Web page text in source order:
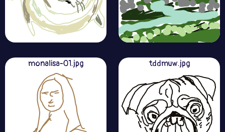
monalisa-01.jpg tddmuw.jpg